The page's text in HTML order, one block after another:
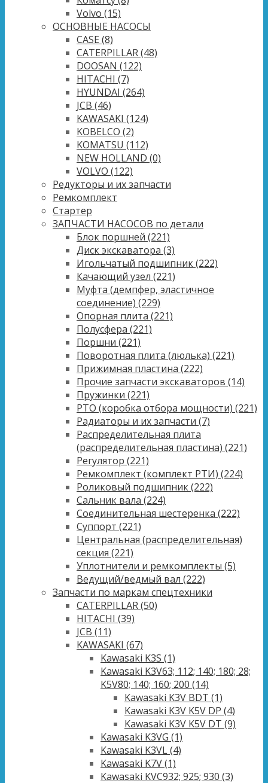
Volvo (15)
ОСНОВНЫЕ НАСОСЫ
CASE (8)
CATERPILLAR(48)
DOOSAN (122)
HITACHI (7)
HYUNDAI (264)
JCB (46)
KAWASAKI (124)
KOBELCO (2)
KOMATSU (112)
NEW HOLLAND (0)
VOLVO (122)
Редукторы и их запчасти
Ремкомплект
Стартер
ЗАПЧАСТИ НАСОСОВ по детали
Блок поршней (221)
Диск экскаватора (3)
Игольчатый подшипник(222)
Качающий узел (221)
Муфта (демпфер, эластичное
соединение) (229)
Опорная плита (221)
Полусфера (221)
Поршни (221)
Поворотная плита (люлька) (221)
Прижимная пластина (222)
Прочие запчасти экскаваторов (14)
Пружинки (221)
PTO (коробка отбора мощности) (221)
Радиаторы и их запчасти (7)
Распределительная плита
(распределительная пластина) (221)
Регулятор (221)
Ремкомплект (комплект РТИ) (224)
Роликовый подшипник(222)
Сальник вала (224)
Соединительная шестеренка (222)
Суппорт (221)
Центральная (распределительная)
секция (221)
Уплотнители и ремкомплекты (5)
Ведущий/ведмый вал (222)
Запчасти по маркам спецтехники
CATERPILLAR(50)
HITACHI (39)
JCB (11)
KAWASAKI (67)
Kawasaki K3S (1)
Kawasaki K3V63; 112; 140; 180; 28;
K5V80; 140; 160; 200 (14)
Kawasaki K3V BDT (1)
Kawasaki K3V K5V DP (4)
Kawasaki K3V K5V DT (9)
Kawasaki K3VG (1)
Kawasaki K3VL(4)
Kawasaki K7V(1)
Kawasaki KVC932; 925; 930 (3)